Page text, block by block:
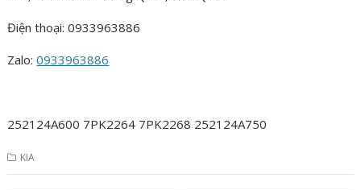
Điện thoại: 0933963886
Zalo:0933963886
252124A600 7PK2264 7PK2268 252124A750
KIA